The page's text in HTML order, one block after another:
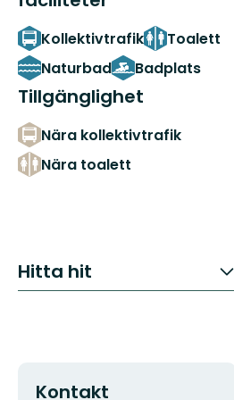
Kollektivtrafik
Toalett
Naturbad
Badplats
Tillgänglighet
Nära kollektivtrafik
Nära toalett
Hitta hit
Kontakt